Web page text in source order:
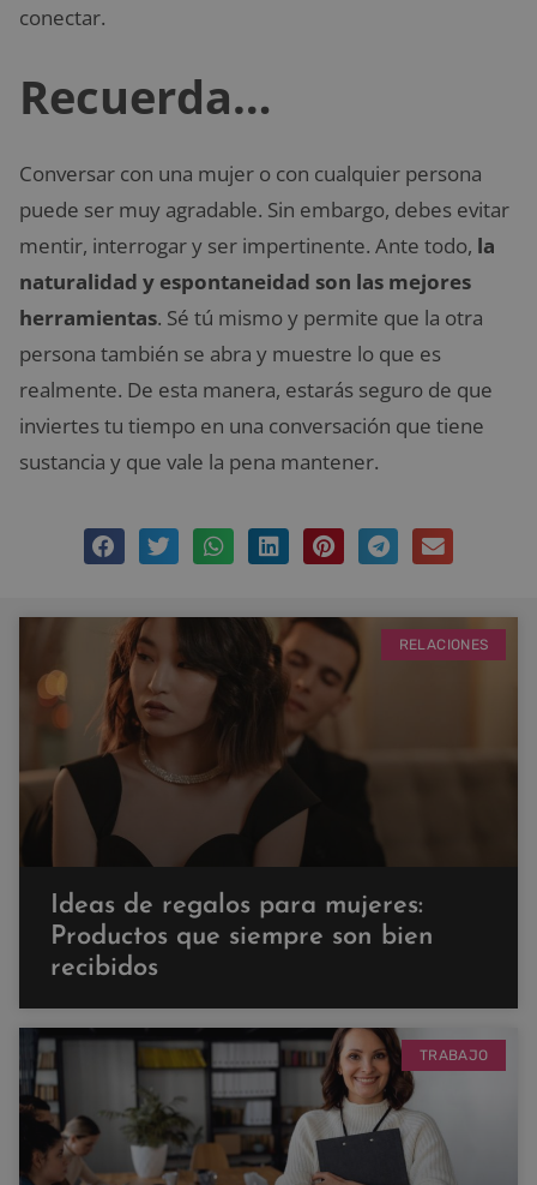
conectar.
Recuerda…
Conversar con una mujer o con cualquier persona
puede ser muy agradable. Sin embargo, debes evitar
mentir, interrogar y ser impertinente. Ante todo, la
naturalidad y espontaneidad son las mejores
herramientas. Sé tú mismo y permite que la otra
persona también se abra y muestre lo que es
realmente. De esta manera, estarás seguro de que
inviertes tu tiempo en una conversación que tiene
sustancia y que vale la pena mantener.
RELACIONES
Ideas de regalos para mujeres:
Productos que siempre son bien
recibidos
TRABAJO